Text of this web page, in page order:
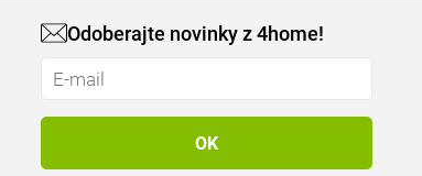
Odoberajte novinky z 4home!